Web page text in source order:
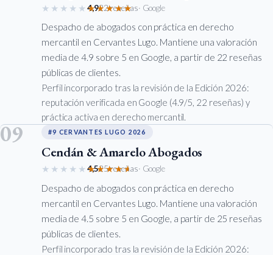
★★★★★★★★★★
4,922 reseñas· Google
Despacho de abogados con práctica en derecho
mercantil en Cervantes Lugo. Mantiene una valoración
media de 4.9 sobre 5 en Google, a partir de 22 reseñas
públicas de clientes.
Perfil incorporado tras la revisión de la Edición 2026:
reputación verificada en Google (4.9/5, 22 reseñas) y
práctica activa en derecho mercantil.
09 #9 CERVANTES LUGO 2026
Cendán & Amarelo Abogados
★★★★★★★★★★
4,525 reseñas· Google
Despacho de abogados con práctica en derecho
mercantil en Cervantes Lugo. Mantiene una valoración
media de 4.5 sobre 5 en Google, a partir de 25 reseñas
públicas de clientes.
Perfil incorporado tras la revisión de la Edición 2026: